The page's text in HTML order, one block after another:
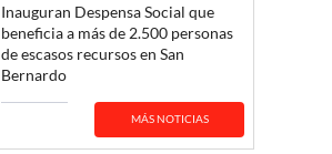
Inauguran Despensa Social que
beneficia a más de 2.500 personas
de escasos recursos en San
Bernardo
MÁS NOTICIAS